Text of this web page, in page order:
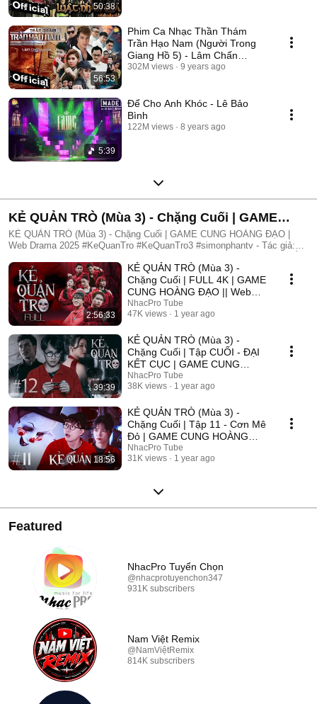
50:38
56:53
Phim Ca Nhạc Thần Thám
Trần Hạo Nam (Người Trong
Giang Hồ 5) - Lâm Chấn
Khang 2017
302M views 9 years ago
5:39
Để Cho Anh Khóc - Lê Bảo
Bình
122M views 8 years ago
KẺ QUẢN TRÒ (Mùa 3) - Chặng Cuối | GAME
CUNG HOÀNG ĐẠO | Web Drama 2025
KẺ QUẢN TRÒ (Mùa 3) - Chặng Cuối | GAME CUNG HOÀNG ĐẠO |
Web Drama 2025 #KeQuanTro #KeQuanTro3 #simonphantv - Tác giả:
Tâm, Trúc, Khánh Duy ► Một trò chơi kỳ lạ, với mức thưởng tiền tỷ.
Một trò chơi mang hơi hướng của show truyền hình thực tế, nhưng dần
trở nên đen tối hơn quà từng vòng. Ai sẽ là người chiến thắng cuối
cùng?. Mục đích của KẺ QUẢN TRÒ là gì?. Và gương mặt đằng sau
chiếc mặt nạ. Tất cả sẽ tiết lộ trong seri web drama KẺ QUẢN TRÒ
(Mùa 3) Simon Phan _ Anh trai Simon Huỳnh Nhựt _ Diễn viên Huỳnh
Nhựt Bnat _ Ca sĩ Bnat Bảo Ngân _ Cô giáo Bảo Ngân Trúc _ TikToker
Trúc Khánh Duy _ Nghệ sĩ Khánh Duy Simon Phan _ Em trai Cá Hồi
2:56:33
KẺ QUẢN TRÒ (Mùa 3) -
Chặng Cuối | FULL 4K | GAME
CUNG HOÀNG ĐẠO || Web
Drama 2025
NhacPro Tube
47K views
1 year ago
39:39
KẺ QUẢN TRÒ (Mùa 3) -
Chặng Cuối | Tập CUỐI - ĐẠI
KẾT CỤC | GAME CUNG
HOÀNG ĐẠO || Web Drama
2025
NhacPro Tube
38K views
1 year ago
18:56
KẺ QUẢN TRÒ (Mùa 3) -
Chặng Cuối | Tập 11 - Cơn Mê
Đỏ | GAME CUNG HOÀNG
ĐẠO || Web Drama 2025
NhacPro Tube
31K views
1 year ago
Featured
NhacPro Tuyển Chọn
@nhacprotuyenchon347
931K subscribers
Nam Việt Remix
@NamViệtRemix
814K subscribers